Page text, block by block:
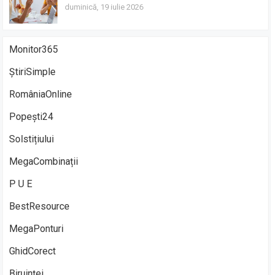
duminică, 19 iulie 2026
Monitor365
ȘtiriSimple
RomâniaOnline
Popești24
Solstițiului
MegaCombinații
P U E
BestResource
MegaPonturi
GhidCorect